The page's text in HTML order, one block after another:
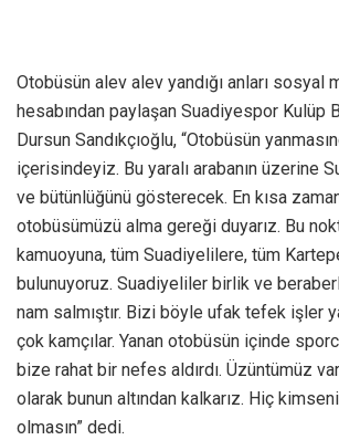
Otobüsün alev alev yandığı anları sosyal
hesabından paylaşan Suadiyespor Kulüp
Dursun Sandıkçıoğlu, “Otobüsün
içerisindeyiz. Bu yaralı arabanın üzerine
ve bütünlüğünü gösterecek. En kısa
otobüsümüzü alma gereği duyarız. Bu
kamuoyuna, tüm Suadiyelilere, tüm
bulunuyoruz. Suadiyeliler birlik ve
nam salmıştır. Bizi böyle ufak tefek işler
çok kamçılar. Yanan otobüsün içinde
bize rahat bir nefes aldırdı. Üzüntümüz
olarak bunun altından kalkarız. Hiç
olmasın” dedi.